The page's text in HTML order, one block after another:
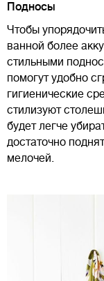
Подносы
Чтобы
ванной более
стильными
помогут удобно
гигиенические
стилизуют
будет легче
достаточно
мелочей.